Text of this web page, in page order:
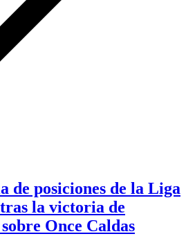
de posiciones de la Liga
la victoria de
Once Caldas